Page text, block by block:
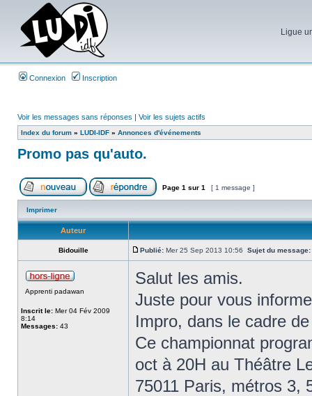
Ligue
Connexion Inscription
Voir les messages sans réponses | Voir les sujets actifs
Index du forum » LUDI-IDF » Annonces d'événements
Promo pas qu'auto.
Page 1 sur 1 [ 1 message ]
Imprimer
Auteur
Bidouille Publié: Mer 25 Sep 2013 10:56 Sujet du message:
Apprenti padawan
Inscrit le: Mer 04 Fév 2009
8:14
Messages: 43
Salut les amis.
Juste pour vous
Impro, dans le cadre
Ce championnat
oct à 20H au Théâtre
75011 Paris, métros 3,